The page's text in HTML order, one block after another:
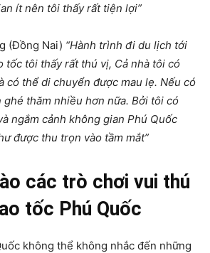
ít nên tôi thấy rất tiện lợi”
(Đồng Nai) “Hành trình đi du lịch tới
tốc tôi thấy rất thú vị, Cả nhà tôi có
có thể di chuyển được mau lẹ. Nếu có
thăm nhiều hơn nữa. Bởi tôi có
ngắm cảnh không gian Phú Quốc
được thu trọn vào tầm mắt”
các trò chơi vui thú
tốc Phú Quốc
không thể không nhắc đến những